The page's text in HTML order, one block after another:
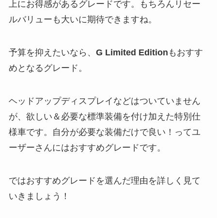
上にお得感があるグレードです。もちろんリセー
ルバリューも大いに期待できますね。
予算を抑えたいなら、 G Limited Edition もおすす
めとなるグレード。
ヘッドアップディスプレイなどはついていません
が、欲しい＆必要な標準装備を付け加えた特別仕
様車です。自分が必要な装備だけで良い！ってユ
ーザーさんにはおすすめグレードです。
ではおすすめグレードを選んだ理由を詳しく見て
いきましょう！